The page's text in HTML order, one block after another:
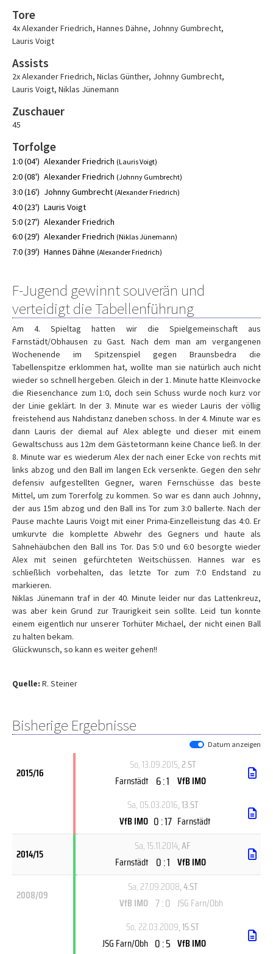
Tore
4x Alexander Friedrich, Hannes Dähne, Johnny Gumbrecht,
Lauris Voigt
Assists
2x Alexander Friedrich, Niclas Günther, Johnny Gumbrecht,
Lauris Voigt, Niklas Jünemann
Zuschauer
45
Torfolge
1:0 (04') Alexander Friedrich (Lauris Voigt)
2:0 (08') Alexander Friedrich (Johnny Gumbrecht)
3:0 (16') Johnny Gumbrecht (Alexander Friedrich)
4:0 (23') Lauris Voigt
5:0 (27') Alexander Friedrich
6:0 (29') Alexander Friedrich (Niklas Jünemann)
7:0 (39') Hannes Dähne (Alexander Friedrich)
F-Jugend gewinnt souverän und
verteidigt die Tabellenführung
Am 4. Spieltag hatten wir die Spielgemeinschaft aus
Farnstädt/Obhausen zu Gast. Nach dem man am vergangenen
Wochenende im Spitzenspiel gegen Braunsbedra die
Tabellenspitze erklommen hat, wollte man sie natürlich auch nicht
wieder so schnell hergeben. Gleich in der 1. Minute hatte Kleinvocke
die Riesenchance zum 1:0, doch sein Schuss wurde noch kurz vor
der Linie geklärt. In der 3. Minute war es wieder Lauris der völlig
freistehend aus Nahdistanz daneben schoss. In der 4. Minute war es
dann Lauris der diemal auf Alex ablegte und dieser mit einem
Gewaltschuss aus 12m dem Gästetormann keine Chance ließ. In der
8. Minute war es wiederum Alex der nach einer Ecke von rechts mit
links abzog und den Ball im langen Eck versenkte. Gegen den sehr
defensiv aufgestellten Gegner, waren Fernschüsse das beste
Mittel, um zum Torerfolg zu kommen. So war es dann auch Johnny,
der aus 15m abzog und den Ball ins Tor zum 3:0 ballerte. Nach der
Pause machte Lauris Voigt mit einer Prima-Einzelleistung das 4:0. Er
umkurvte die komplette Abwehr des Gegners und haute als
Sahnehäubchen den Ball ins Tor. Das 5:0 und 6:0 besorgte wieder
Alex mit seinen gefürchteten Weitschüssen. Hannes war es
schließlich vorbehalten, das letzte Tor zum 7:0 Endstand zu
markieren.
Niklas Jünemann traf in der 40. Minute leider nur das Lattenkreuz,
was aber kein Grund zur Traurigkeit sein sollte. Leid tun konnte
einem eigentlich nur unserer Torhüter Michael, der nicht einen Ball
zu halten bekam.
Glückwunsch, so kann es weiter gehen!!
Quelle: R. Steiner
Bisherige Ergebnisse
Datum anzeigen
2015/16
So, 13.09.2015, 2.ST
Farnstädt 6 : 1 VfB IMO
Sa, 05.03.2016, 13.ST
VfB IMO 0 : 17 Farnstädt
2014/15
Sa, 15.11.2014, AF
Farnstädt 0 : 1 VfB IMO
2008/09
Sa, 27.09.2008, 4.ST
VfB IMO 7 : 0 JSG Farn/Obh
So, 22.03.2009, 15.ST
JSG Farn/Obh 0 : 5 VfB IMO